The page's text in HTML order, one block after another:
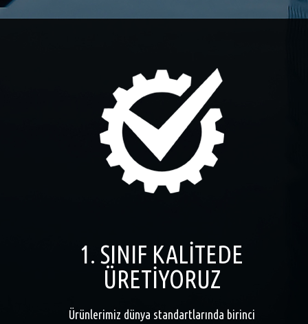
1. SINIF KALİTEDE
ÜRETİYORUZ
Ürünlerimiz dünya standartlarında birinci